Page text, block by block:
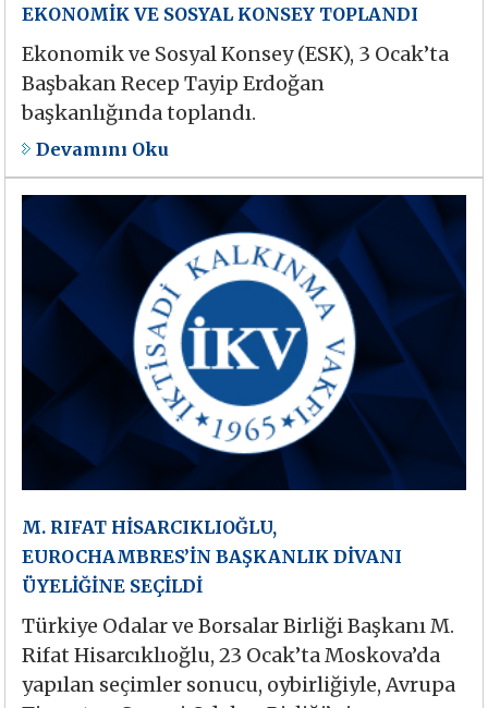
EKONOMİK VE SOSYAL KONSEY TOPLANDI
Ekonomik ve Sosyal Konsey (ESK), 3 Ocak’ta
Başbakan Recep Tayip Erdoğan
başkanlığında toplandı.
Devamını Oku
M. RIFAT HİSARCIKLIOĞLU,
EUROCHAMBRES’İN BAŞKANLIK DİVANI
ÜYELİĞİNE SEÇİLDİ
Türkiye Odalar ve Borsalar Birliği Başkanı M.
Rifat Hisarcıklıoğlu, 23 Ocak’ta Moskova’da
yapılan seçimler sonucu, oybirliğiyle, Avrupa